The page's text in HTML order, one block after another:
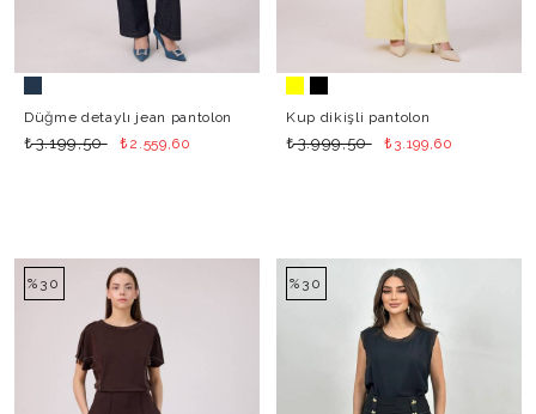
Düğme detaylı jean pantolon
₺3.199,50 ₺2.559,60
Kup dikişli pantolon
₺3.999,50 ₺3.199,60
%30 %30